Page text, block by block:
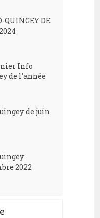
QUINGEY DE
Info
de l’année
de juin
2022